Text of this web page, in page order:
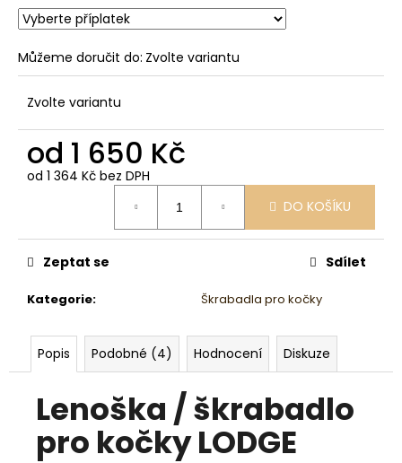
Můžeme doručit do: Zvolte variantu
Zvolte variantu
od 1 650 Kč
od 1 364 Kč bez DPH
DO KOŠÍKU
Kategorie: Škrabadla pro kočky
Zeptat se Sdílet
Popis Podobné (4) Hodnocení Diskuze
Lenoška / škrabadlo
pro kočky LODGE